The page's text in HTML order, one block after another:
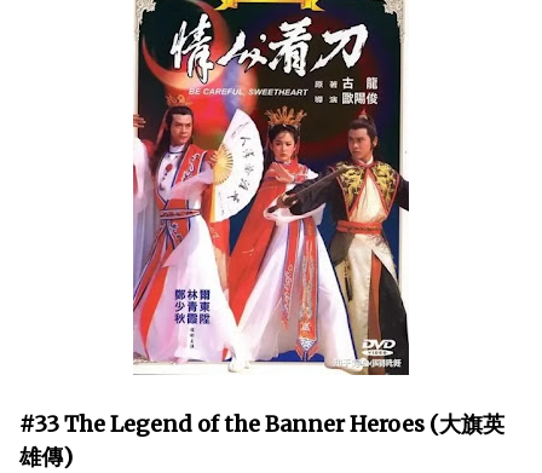
#33 The Legend of the Banner Heroes (大旗英
雄傳)